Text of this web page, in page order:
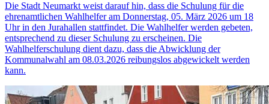
Die Stadt Neumarkt weist darauf hin, dass die Schulung für die
ehrenamtlichen Wahlhelfer am Donnerstag, 05. März 2026 um 18
Uhr in den Jurahallen stattfindet. Die Wahlhelfer werden gebeten,
entsprechend zu dieser Schulung zu erscheinen. Die
Wahlhelferschulung dient dazu, dass die Abwicklung der
Kommunalwahl am 08.03.2026 reibungslos abgewickelt werden
kann.